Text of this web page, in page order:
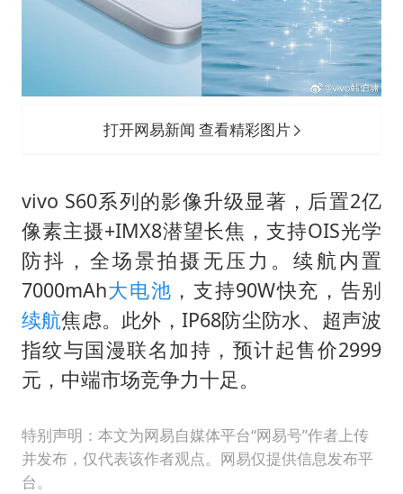
打开网易新闻 查看精彩图片
vivo S60系列的影像升级显著，后置2亿
像素主摄+IMX8潜望长焦，支持OIS光学
防抖，全场景拍摄无压力。续航内置
7000mAh大电池 ，支持90W快充，告别
续航焦虑。此外，IP68防尘防水、超声波
指纹与国漫联名加持，预计起售价2999
元，中端市场竞争力十足。
特别声明：本文为网易自媒体平台“网易号”作者上传
并发布，仅代表该作者观点。网易仅提供信息发布平
台。